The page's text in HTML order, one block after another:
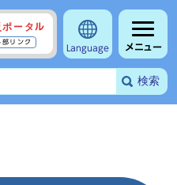
ポータル
部リンク
Language メニュー
検索